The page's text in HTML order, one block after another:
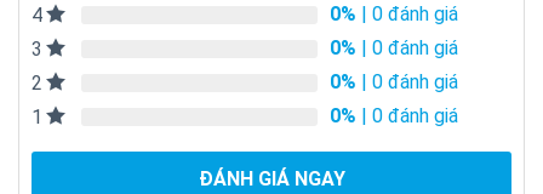
4
0% | 0 đánh giá
3
0% | 0 đánh giá
2
0% | 0 đánh giá
1
0% | 0 đánh giá
ĐÁNH GIÁ NGAY